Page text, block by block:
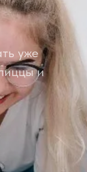
уже
и